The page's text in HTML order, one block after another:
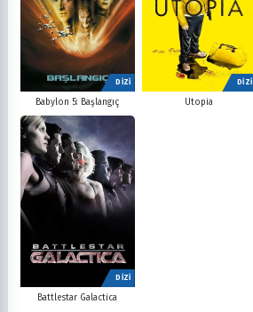
DİZİ
Babylon 5: Başlangıç
DİZİ
Utopia
DİZİ
Battlestar Galactica